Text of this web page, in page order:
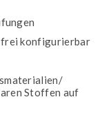
frei konfigurierbar
Stoffen auf